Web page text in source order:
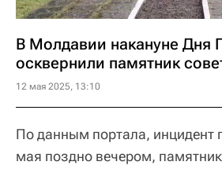
В Молдавии накануне Дня
осквернили памятник
12 мая 2025, 13:10
По данным портала, инцидент
мая поздно вечером,